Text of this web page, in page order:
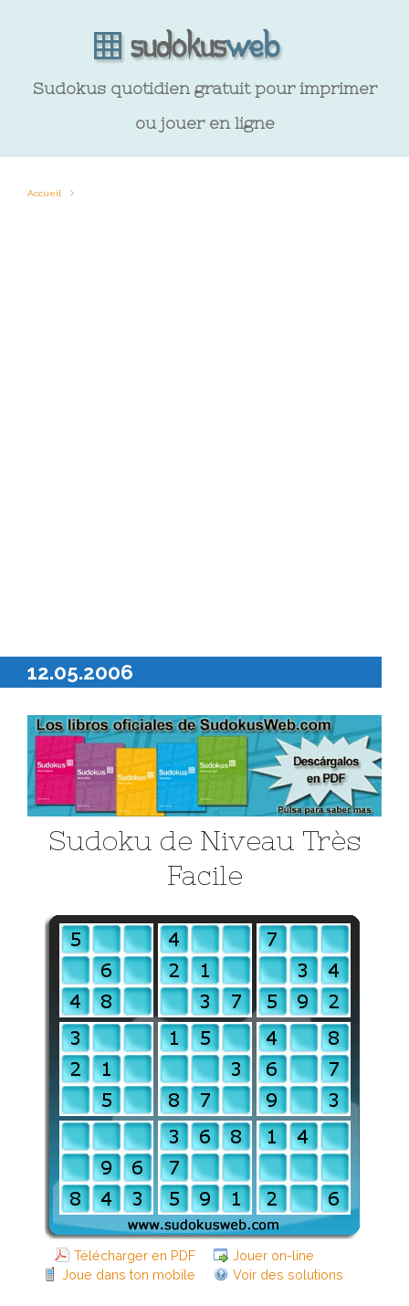
Sudokus quotidien gratuit pour imprimer
ou jouer en ligne
Accueil
12.05.2006
Sudoku de Niveau Très
Facile
Télécharger en PDF
Jouer on-line
Joue dans ton mobile
Voir des solutions